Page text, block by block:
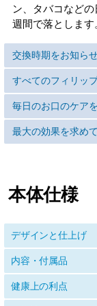
ン、タバコなど
週間で落とします
交換時期をお知ら
すべてのフィリッ
毎日のお口のケア
最大の効果を求め
本体仕様
デザインと仕上げ
内容・付属品
健康上の利点